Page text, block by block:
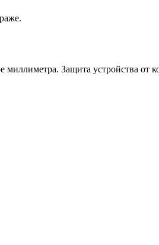
Защита устройства от